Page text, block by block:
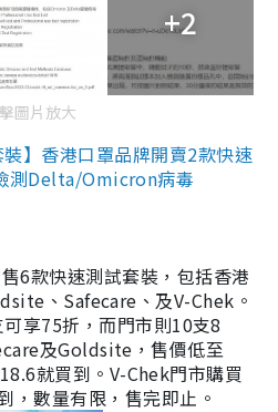
+2
圖片放大
】香港口罩品牌開賣2款快速
測Delta/Omicron病毒
6款快速測試套裝，包括香港
、Safecare、及V-Chek。
享75折，而門市則10支8
及Goldsite，售價低至
就買到。V-Chek門市購買
，數量有限，售完即止。